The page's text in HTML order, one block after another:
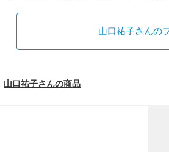
山口祐子さんの
山口祐子さんの商品